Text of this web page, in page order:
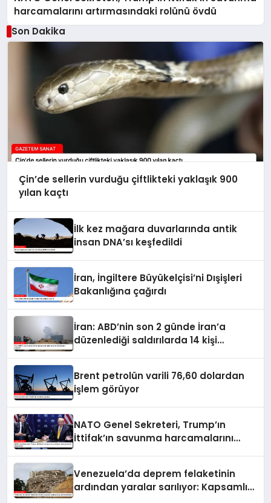
harcamalarını artırmasındaki rolünü övdü
Son Dakika
Çin’de sellerin vurduğu çiftlikteki yaklaşık 900
yılan kaçtı
İlk kez mağara duvarlarında antik
insan DNA’sı keşfedildi
İran, İngiltere Büyükelçisi’ni Dışişleri
Bakanlığına çağırdı
İran: ABD’nin son 2 günde İran’a
düzenlediği saldırılarda 14 kişi
Brent petrolün varili 76,60 dolardan
işlem görüyor
NATO Genel Sekreteri, Trump’ın
İttifak’ın savunma harcamalarını
Venezuela’da deprem felaketinin
ardından yaralar sarılıyor: Kapsamlı